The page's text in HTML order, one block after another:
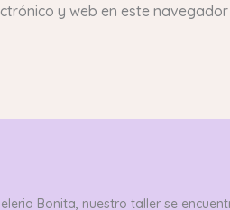
y web en este
Bonita, nuestro taller se